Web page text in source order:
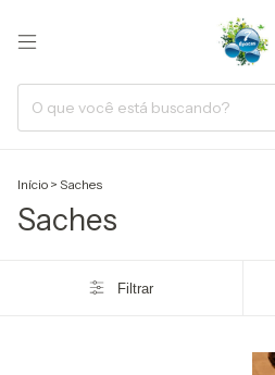
Início > Saches
Saches
Filtrar